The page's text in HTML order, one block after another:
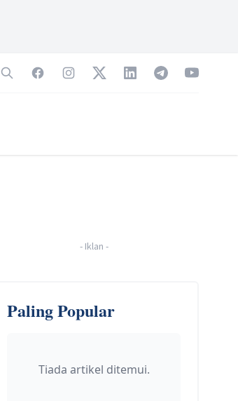
SearchFacebookInstagramTwitterLinkedInTelegramYouTube
- Iklan -
Paling Popular
Tiada artikel ditemui.